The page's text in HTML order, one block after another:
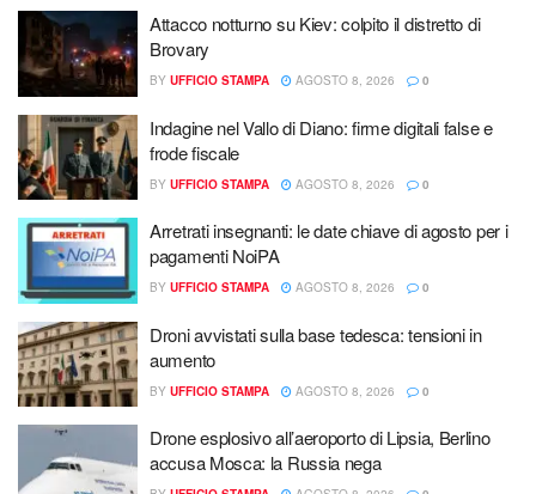
Attacco notturno su Kiev: colpito il distretto di
Brovary
BY UFFICIO STAMPA AGOSTO 8, 2026 0
Indagine nel Vallo di Diano: firme digitali false e
frode fiscale
BY UFFICIO STAMPA AGOSTO 8, 2026 0
Arretrati insegnanti: le date chiave di agosto per i
pagamenti NoiPA
BY UFFICIO STAMPA AGOSTO 8, 2026 0
Droni avvistati sulla base tedesca: tensioni in
aumento
BY UFFICIO STAMPA AGOSTO 8, 2026 0
Drone esplosivo all’aeroporto di Lipsia, Berlino
accusa Mosca: la Russia nega